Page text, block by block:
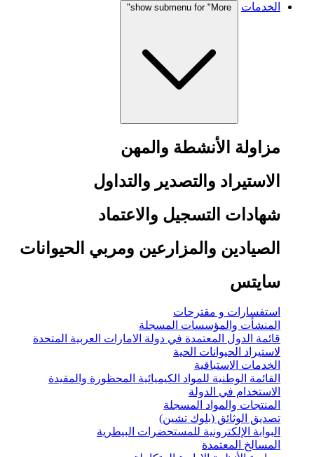
الخدمات
show submenu for "More"
مزاولة الأنشطة والمهن
الاستيراد والتصدير والتداول
شهادات التسجيل والاعتماد
الصيادين والمزارعين ومربي الحيوانات
سايتس
استفسارات و مقترحات
المنشأت والمؤسسات المسجلة
قائمة الدول المعتمدة في دولة الامارات العربية المتحدة
لاستيراد الحيوانات الحية
الخدمات الاستباقية
القائمة الوطنية للمواد الكيميائية المحظورة والمقيدة
الاستخدام في الدولة
المنتجات والمواد المسجلة
تصديق الوثائق (بلوك تشين)
البوابة الإلكترونية للمستحضرات البيطرية
المسالخ المعتمدة